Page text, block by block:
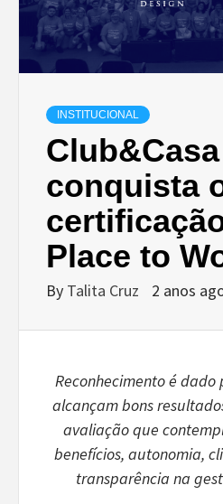
INSTITUCIONAL
conquista
Place to
By Talita Cruz 2 anos
Reconhecimento é
alcançam bons
avaliação que
benefícios, autonomia,
transparência na